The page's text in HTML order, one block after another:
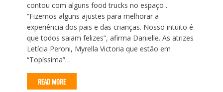
contou com alguns food trucks no espaço .
“Fizemos alguns ajustes para melhorar a
experiência dos pais e das crianças. Nosso intuito é
que todos saiam felizes”, afirma Danielle. As atrizes
Letícia Peroni, Myrella Victoria que estão em
“Topíssima”…
READ MORE